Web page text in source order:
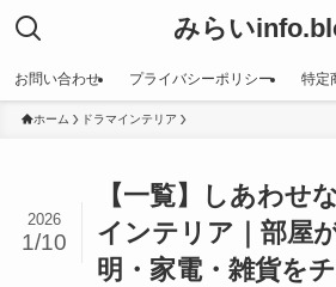
みらい
お問い合わせ プライバシーポリシー 特定
ホーム ドラマインテリア
【一覧】しあわせ
インテリア｜部屋
明・家電・雑貨を
2026
1/10